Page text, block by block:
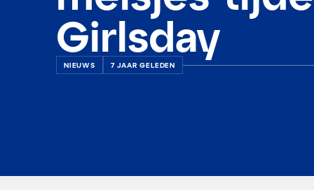
Girlsday
NIEUWS 7 JAAR GELEDEN